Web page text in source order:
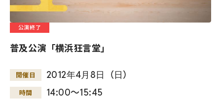
公演終了
普及公演「横浜狂言堂」
開催日 2012年4月 8日 （日）
時間 14:00～15:45